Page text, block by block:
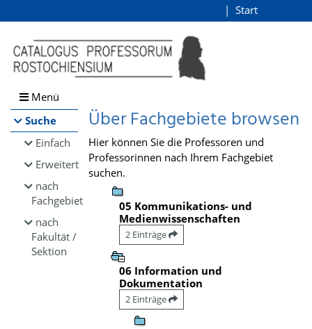
Browsen
direkt zum Inhalt
Start
Menü
Suche
Einfach
Erweitert
nach
Fachgebiet
nach
Fakultät /
Sektion
Über Fachgebiete browsen
Hier können Sie die Professoren und
Professorinnen nach Ihrem Fachgebiet
suchen.
05 Kommunikations- und
Medienwissenschaften
2 Einträge
06 Information und
Dokumentation
2 Einträge